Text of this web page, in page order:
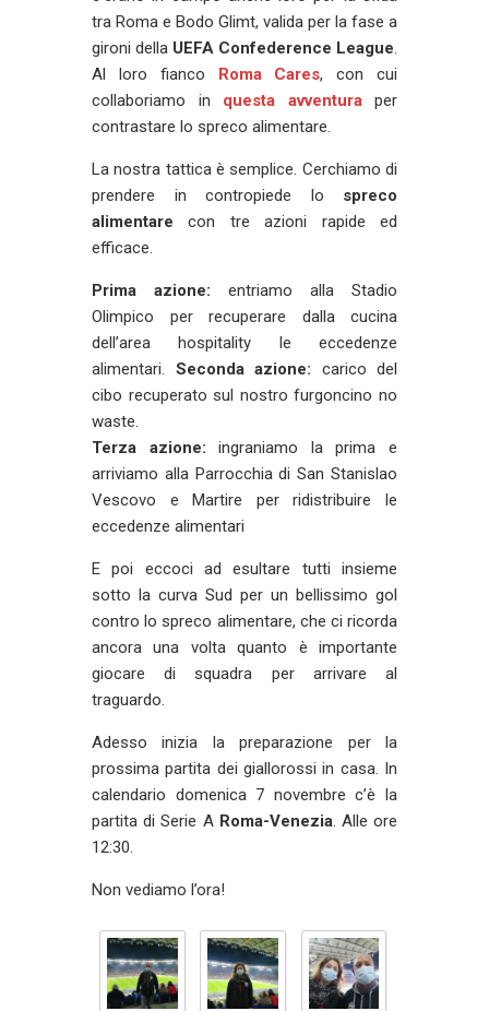
tra Roma e Bodo Glimt, valida per la fase a
gironi della UEFA Confederence League.
Al loro fianco Roma Cares, con cui
collaboriamo in questa avventura
per
contrastare lo spreco alimentare.
La nostra tattica è semplice. Cerchiamo di
prendere in contropiede lo spreco
alimentare con tre azioni rapide ed
efficace.
Prima azione: entriamo alla Stadio
Olimpico per recuperare dalla cucina
dell’area hospitality le eccedenze
alimentari. Seconda azione: carico del
cibo recuperato sul nostro furgoncino no
waste.
Terza azione: ingraniamo la prima e
arriviamo alla Parrocchia di San Stanislao
Vescovo e Martire per ridistribuire le
eccedenze alimentari
E poi eccoci ad esultare tutti insieme
sotto la curva Sud per un bellissimo gol
contro lo spreco alimentare, che ci ricorda
ancora una volta quanto è importante
giocare di squadra per arrivare al
traguardo.
Adesso inizia la preparazione per la
prossima partita dei giallorossi in casa. In
calendario domenica 7 novembre c’è la
partita di Serie A Roma-Venezia. Alle ore
12:30.
Non vediamo l’ora!